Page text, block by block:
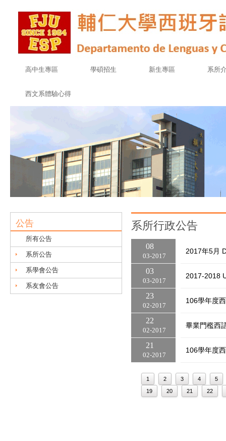
高中生專區 學碩招生 新生專區 系所
西文系體驗心得
公告
所有公告
系所公告
系學會公告
系友會公告
系所行政公告
03 2017
08
2017年5月
03 2017
03
2017-2018
02 2017
23
106學年度
02 2017
22
畢業門檻西
02 2017
21
106學年度
1 2 3 4
5
19
20 21 22